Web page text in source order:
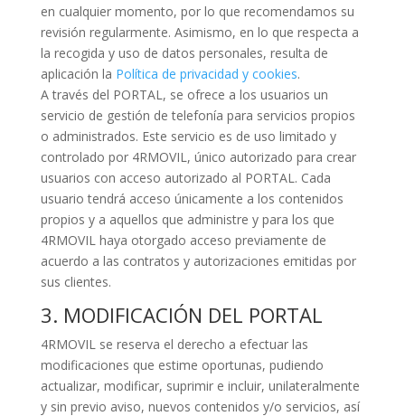
en cualquier momento, por lo que recomendamos su
revisión regularmente. Asimismo, en lo que respecta a
la recogida y uso de datos personales, resulta de
aplicación la Política de privacidad y cookies.
A través del PORTAL, se ofrece a los usuarios un
servicio de gestión de telefonía para servicios propios
o administrados. Este servicio es de uso limitado y
controlado por 4RMOVIL, único autorizado para crear
usuarios con acceso autorizado al PORTAL. Cada
usuario tendrá acceso únicamente a los contenidos
propios y a aquellos que administre y para los que
4RMOVIL haya otorgado acceso previamente de
acuerdo a las contratos y autorizaciones emitidas por
sus clientes.
3. MODIFICACIÓN DEL PORTAL
4RMOVIL se reserva el derecho a efectuar las
modificaciones que estime oportunas, pudiendo
actualizar, modificar, suprimir e incluir, unilateralmente
y sin previo aviso, nuevos contenidos y/o servicios, así